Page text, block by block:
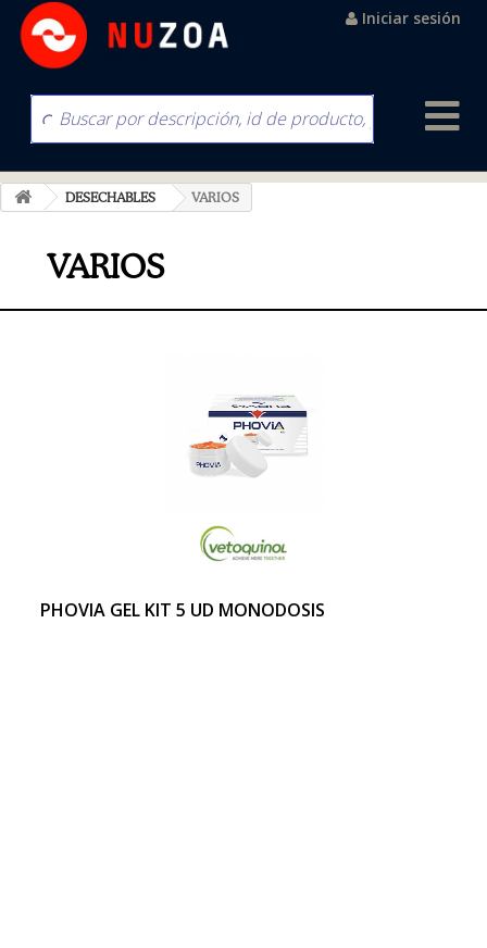
Iniciar sesión
DESECHABLES VARIOS
VARIOS
PHOVIA GEL KIT 5 UD MONODOSIS